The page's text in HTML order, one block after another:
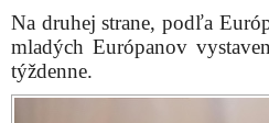
Na druhej strane, podľa
mladých Európanov
týždenne.